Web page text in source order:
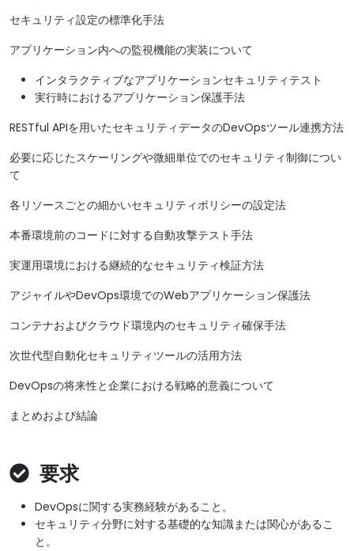
セキュリティ設定の標準化手法
アプリケーション内への監視機能の実装について
インタラクティブなアプリケーションセキュリティテスト
実行時におけるアプリケーション保護手法
RESTful APIを用いたセキュリティデータのDevOpsツール連携方法
必要に応じたスケーリングや微細単位でのセキュリティ制御につい
て
各リソースごとの細かいセキュリティポリシーの設定法
本番環境前のコードに対する自動攻撃テスト手法
実運用環境における継続的なセキュリティ検証方法
アジャイルやDevOps環境でのWebアプリケーション保護法
コンテナおよびクラウド環境内のセキュリティ確保手法
次世代型自動化セキュリティツールの活用方法
DevOpsの将来性と企業における戦略的意義について
まとめおよび結論
要求
DevOpsに関する実務経験があること。
セキュリティ分野に対する基礎的な知識または関心があるこ
と。